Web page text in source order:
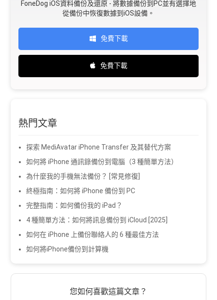
FoneDog iOS資料備份及還原 - 將數據備份到PC並有選擇地
從備份中恢復數據到iOS設備。
免費下載
免費下載
熱門文章
探索 MediAvatar iPhone Transfer 及其替代方案
如何將 iPhone 通訊錄備份到電腦（3 種簡單方法）
為什麼我的手機無法備份？ [常見修復]
終極指南：如何將 iPhone 備份到 PC
完整指南：如何備份我的 iPad？
4 種簡單方法：如何將訊息備份到 iCloud [2025]
如何在 iPhone 上備份聯絡人的 6 種最佳方法
如何將iPhone備份到計算機
您如何喜歡這篇文章？